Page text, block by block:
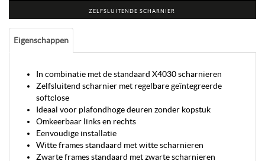
ZELFSLUITENDE SCHARNIER
Eigenschappen
In combinatie met de standaard X4030 scharnieren
Zelfsluitend scharnier met regelbare geïntegreerde
softclose
Ideaal voor plafondhoge deuren zonder kopstuk
Omkeerbaar links en rechts
Eenvoudige installatie
Witte frames standaard met witte scharnieren
Zwarte frames standaard met zwarte scharnieren